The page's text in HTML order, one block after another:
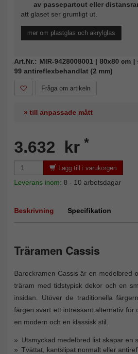
av passepartout eller
att glaset ser grumligt ut.
mer om plastglas och akrylglas
Art.Nr.: MIR-9428008001 | 80x80 cm
99 antireflexbehandlat (2 mm)
Fråga om artikeln
» till anpassade mått
3.632 kr *
Lägg till i varukorgen
Leverans inom: 8 - 10 arbetsdagar
Beskrivning Specifikation
Träramen Cassis
Barockramen Cassis är en medelbred
träram med tidstypisk dekor och en
insidan. Utöver de traditionella
färgen svart ett intressant alternativ för
en modern och en klassisk stil.
Utsmyckad medelbred list skapar en
Tvättat, kantslipat normalt eller